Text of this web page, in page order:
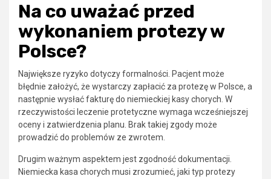
Na co uważać przed
wykonaniem protezy w
Polsce?
Największe ryzyko dotyczy formalności. Pacjent może
błędnie założyć, że wystarczy zapłacić za protezę w Polsce, a
następnie wysłać fakturę do niemieckiej kasy chorych. W
rzeczywistości leczenie protetyczne wymaga wcześniejszej
oceny i zatwierdzenia planu. Brak takiej zgody może
prowadzić do problemów ze zwrotem.
Drugim ważnym aspektem jest zgodność dokumentacji.
Niemiecka kasa chorych musi zrozumieć, jaki typ protezy